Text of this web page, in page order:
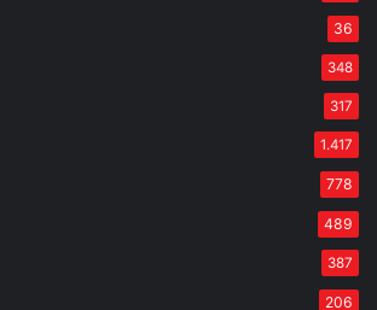
36
348
317
1.417
778
489
387
206